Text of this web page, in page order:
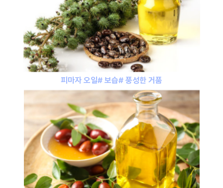
피마자 오일# 보습# 풍성한 거품